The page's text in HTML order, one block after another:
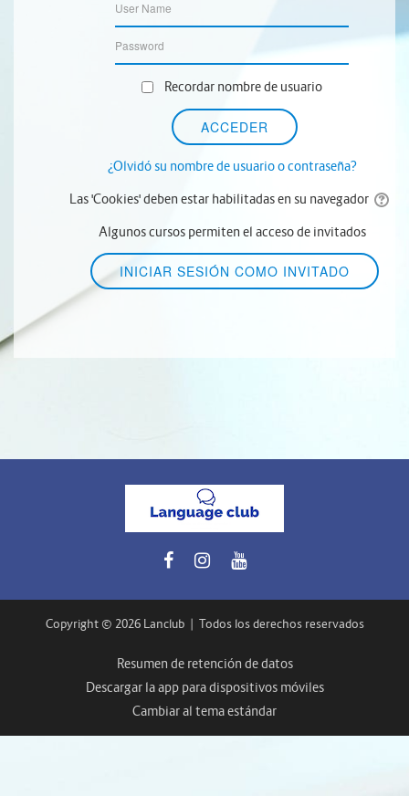
Recordar nombre de usuario
¿Olvidó su nombre de usuario o contraseña?
Las 'Cookies' deben estar habilitadas en su navegador
Algunos cursos permiten el acceso de invitados
Copyright © 2026 Lanclub | Todos los derechos reservados
Resumen de retención de datos
Descargar la app para dispositivos móviles
Cambiar al tema estándar